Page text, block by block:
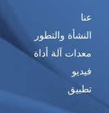
عنا
النشأة والتطور
معدات آلة أداة
فيديو
تطبيق